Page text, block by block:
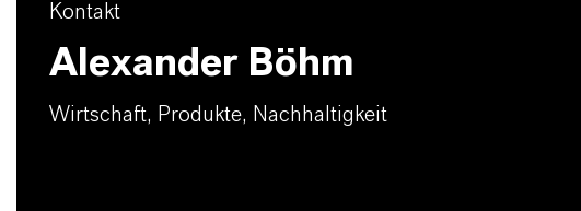
Kontakt
Alexander Böhm
Wirtschaft, Produkte, Nachhaltigkeit